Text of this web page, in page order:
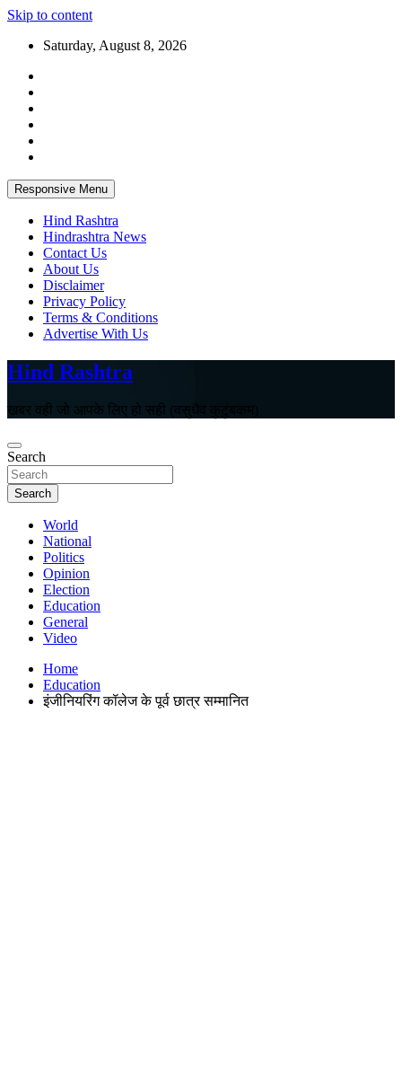
Skip to content
Saturday, August 8, 2026
Responsive Menu
Hind Rashtra
Hindrashtra News
Contact Us
About Us
Disclaimer
Privacy Policy
Terms & Conditions
Advertise With Us
Hind Rashtra
खबर वही जो आपके लिए हो सही (वसुधैव कुटुंबकम)
Search
Search
World
National
Politics
Opinion
Election
Education
General
Video
Home
Education
इंजीनियरिंग कॉलेज के पूर्व छात्र सम्मानित